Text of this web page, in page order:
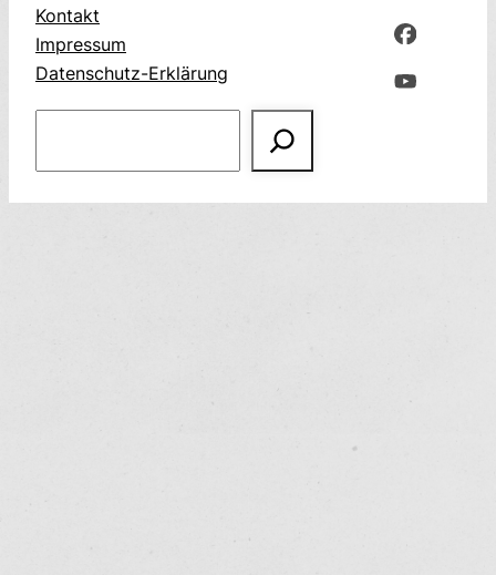
Kontakt
Impressum
Datenschutz-Erklärung